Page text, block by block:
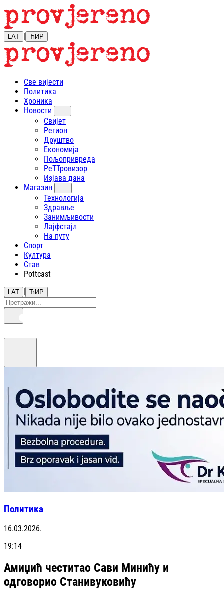
LAT | ЋИР
Све вијести
Политика
Хроника
Новости
Свијет
Регион
Друштво
Економија
Пољопривреда
РеТТровизор
Изјава дана
Магазин
Технологија
Здравље
Занимљивости
Лајфстajл
На путу
Спорт
Култура
Став
Pottcast
LAT | ЋИР
Политика
16.03.2026.
19:14
Амиџић честитао Сави Минићу и
одговорио Станивуковићу